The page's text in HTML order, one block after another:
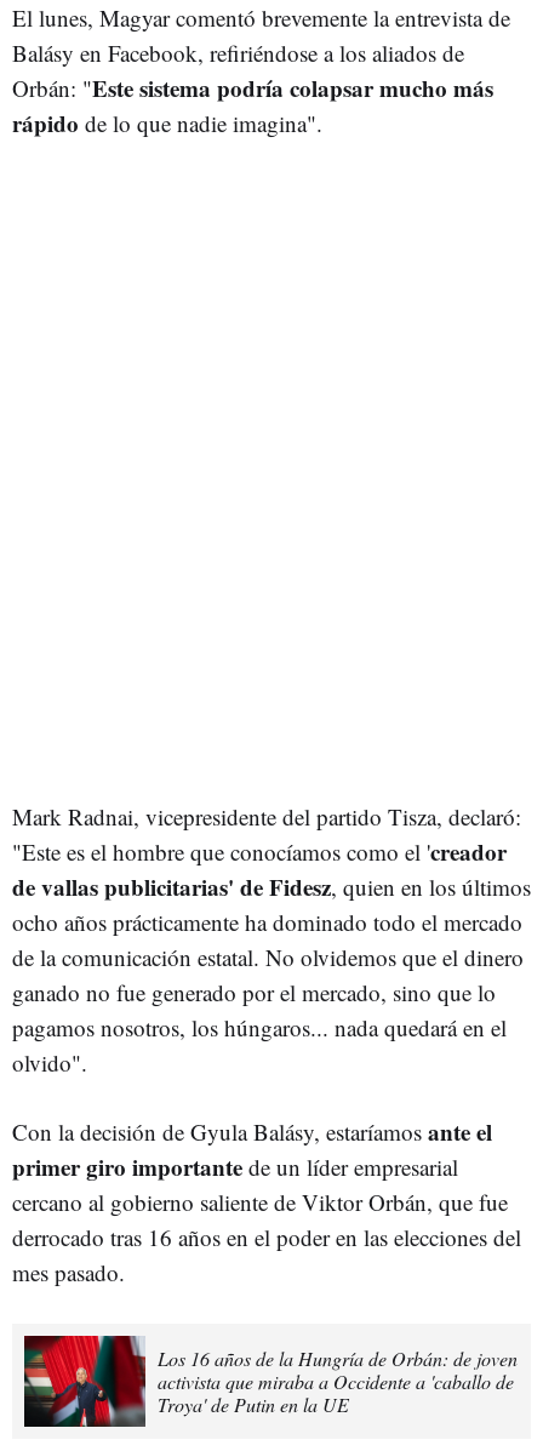
El lunes, Magyar comentó brevemente la entrevista de
Balásy en Facebook, refiriéndose a los aliados de
Orbán: "Este sistema podría colapsar mucho más
rápido de lo que nadie imagina".
Mark Radnai, vicepresidente del partido Tisza, declaró:
"Este es el hombre que conocíamos como el 'creador
de vallas publicitarias' de Fidesz, quien en los últimos
ocho años prácticamente ha dominado todo el mercado
de la comunicación estatal. No olvidemos que el dinero
ganado no fue generado por el mercado, sino que lo
pagamos nosotros, los húngaros... nada quedará en el
olvido".
Con la decisión de Gyula Balásy, estaríamos ante el
primer giro importante de un líder empresarial
cercano al gobierno saliente de Viktor Orbán, que fue
derrocado tras 16 años en el poder en las elecciones del
mes pasado.
Los 16 años de la Hungría de Orbán: de joven
activista que miraba a Occidente a 'caballo de
Troya' de Putin en la UE